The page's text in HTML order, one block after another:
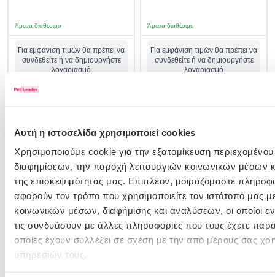
Αυτή η ιστοσελίδα χρησιμοποιεί cookies
Χρησιμοποιούμε cookie για την εξατομίκευση περιεχομένου
διαφημίσεων, την παροχή λειτουργιών κοινωνικών μέσων
της επισκεψιμότητάς μας. Επιπλέον, μοιραζόμαστε
αφορούν τον τρόπο που χρησιμοποιείτε τον ιστότοπό μας
κοινωνικών μέσων, διαφήμισης και αναλύσεων, οι οποίοι
τις συνδυάσουν με άλλες πληροφορίες που τους έχετε
οποίες έχουν συλλέξει σε σχέση με την από μέρους σας
υπηρεσιών τους.
Άμεσα διαθέσιμο
Για εμφάνιση τιμών θα πρέπει να
συνδεθείτε ή να δημιουργήστε
λογαριασμό
Άμεσα διαθέσιμο
Για εμφάνιση τιμών θα πρέπει να
συνδεθείτε ή να δημιουργήστε
λογαριασμό
10100735
Pedigree Rodeo Duos με Μοσχάρι
& Τυρί 7τμχ 123gr